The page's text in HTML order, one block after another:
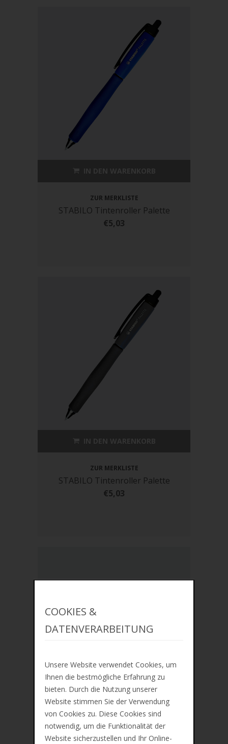
COOKIES &
DATENVERARBEITUNG
Unsere Website verwendet Cookies, um
Ihnen die bestmögliche Erfahrung zu
bieten. Durch die Nutzung unserer
Website stimmen Sie der Verwendung
von Cookies zu. Diese Cookies sind
notwendig, um die Funktionalität der
Website sicherzustellen und Ihr Online-
ZUR MERKLISTE
STABILO Tintenroller Palette
€5,03
ZUR MERKLISTE
STABILO Tintenroller Palette
€5,03
IN DEN WARENKORB
ZUR MERKLISTE